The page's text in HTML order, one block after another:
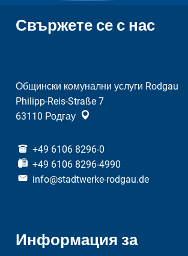
Свържете се с нас
Общински комунални услуги Rodgau
Philipp-Reis-Straße 7
63110 Родгау
+49 6106 8296-0
+49 6106 8296-4990
info@stadtwerke-rodgau.de
Информация за